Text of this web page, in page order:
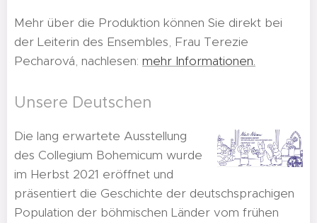
Mehr über die Produktion können Sie direkt bei
der Leiterin des Ensembles, Frau Terezie
Pecharová, nachlesen: mehr Informationen.
Unsere Deutschen
Die lang erwartete Ausstellung
des Collegium Bohemicum wurde
im Herbst 2021 eröffnet und
präsentiert die Geschichte der deutschsprachigen
Population der böhmischen Länder vom frühen